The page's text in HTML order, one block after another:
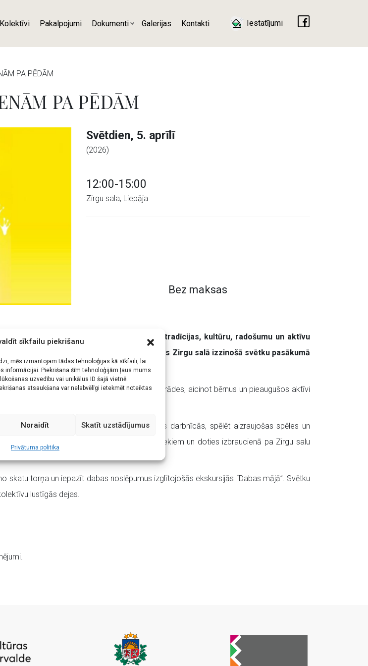
sīkfailu piekrišanu
mēs izmantojam tādas tehnoloģijas kā sīkfaili, lai
informācijai. Piekrišana šīm tehnoloģijām ļaus mums
uzvedību vai unikālus ID šajā vietnē.
atsaukšana var nelabvēlīgi ietekmēt noteiktas
Noraidīt Skatīt uzstādījumus
Privātuma politika
Kolektīvi Pakalpojumi Dokumenti Galerijas Kontakti Iestatījumi
PA PĒDĀM
PA PĒDĀM
Svētdien, 5. aprīlī
(2026)
12:00-15:00
Zirgu sala, Liepāja
Bez maksas
svētkus svinēt brīvā dabā, apvienojot tradīcijas, kultūru, radošumu un aktīvu
un pilsētas viesus svinēt Lieldienas Zirgu salā izzinošā svētku pasākumā
zaķis”. Lieldienu pasākumu vadīs tēli no izrādes, aicinot bērnus un pieaugušos aktīvi
olas, piedalīties interesantās radošajās darbnīcās, spēlēt aizraujošas spēles un
tēliem, priecāties par lauku sētas dzīvniekiem un doties izbraucienā pa Zirgu salu
skatu torņa un iepazīt dabas noslēpumus izglītojošās ekskursijās “Dabas mājā”. Svētku
lustīgās dejas.